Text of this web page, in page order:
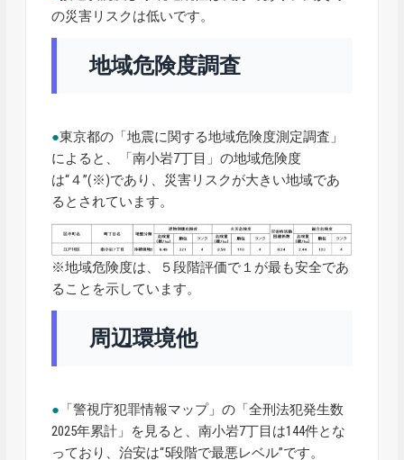
の災害リスクは低いです。
地域危険度調査
●東京都の「地震に関する地域危険度測定調査」
によると、「南小岩7丁目」の地域危険度
は“４”(※)であり、災害リスクが大きい地域であ
るとされています。
※地域危険度は、５段階評価で１が最も安全であ
ることを示しています。
周辺環境他
● 「警視庁犯罪情報マップ」の「全刑法犯発生数
2025年累計」を見ると、南小岩7丁目は144件とな
っており、治安は“5段階で最悪レベル”です。